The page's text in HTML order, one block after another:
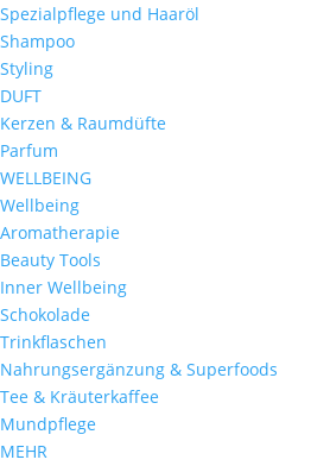
Spezialpflege und Haaröl
Shampoo
Styling
DUFT
Kerzen & Raumdüfte
Parfum
WELLBEING
Wellbeing
Aromatherapie
Beauty Tools
Inner Wellbeing
Schokolade
Trinkflaschen
Nahrungsergänzung & Superfoods
Tee & Kräuterkaffee
Mundpflege
MEHR